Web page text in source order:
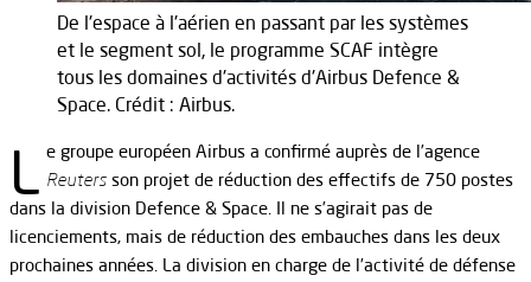
De l'espace à l'aérien en passant par les systèmes
et le segment sol, le programme SCAF intègre
tous les domaines d'activités d'Airbus Defence &
Space. Crédit : Airbus.
L e groupe européen Airbus a confirmé auprès de l’agence
Reutersson projet de réduction des effectifs de 750 postes
dans la division Defence & Space. Il ne s’agirait pas de
licenciements, mais de réduction des embauches dans les deux
prochaines années. La division en charge de l’activité de défense